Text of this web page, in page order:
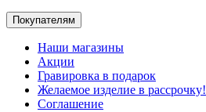
Покупателям
Наши магазины
Акции
Гравировка в подарок
Желаемое изделие в рассрочку!
Соглашение